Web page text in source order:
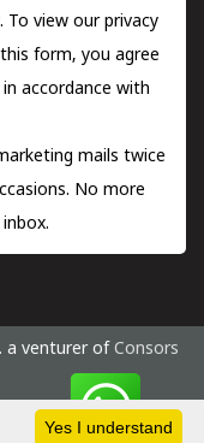
To view our privacy
form, you agree
accordance with
mails twice
No more
a venturer of Consors
August, 2026 IST
Yes I understand